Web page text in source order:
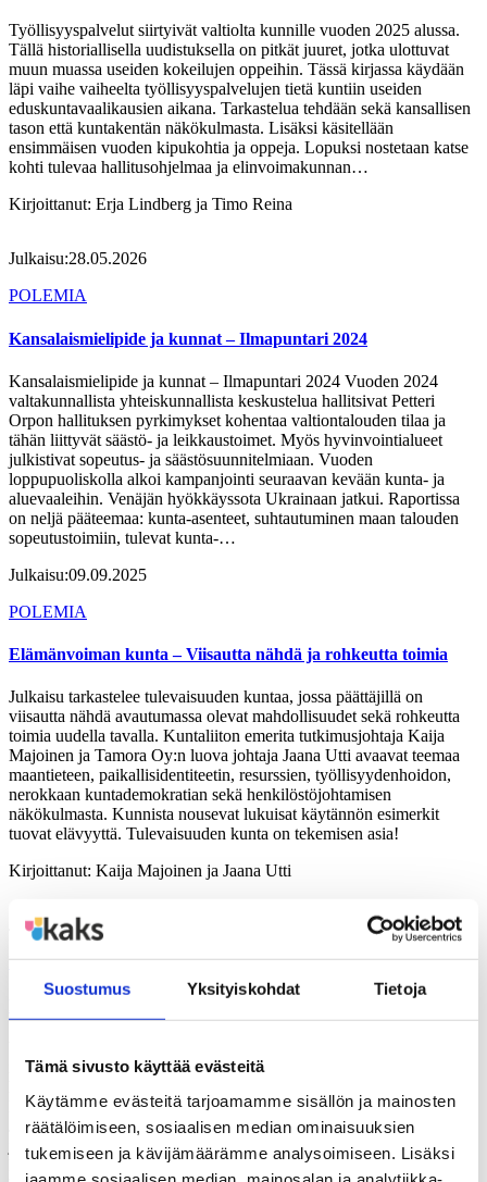
Suostumus Yksityiskohdat Tietoja
Tämä sivusto käyttää evästeitä
Käytämme evästeitä tarjoamamme sisällön ja mainosten
räätälöimiseen, sosiaalisen median ominaisuuksien
tukemiseen ja kävijämäärämme analysoimiseen. Lisäksi
Työllisyyspalvelut siirtyivät valtiolta kunnille vuoden 2025 alussa.
Tällä historiallisella uudistuksella on pitkät juuret, jotka ulottuvat
muun muassa useiden kokeilujen oppeihin. Tässä kirjassa käydään
läpi vaihe vaiheelta työllisyyspalvelujen tietä kuntiin useiden
eduskuntavaalikausien aikana. Tarkastelua tehdään sekä kansallisen
tason että kuntakentän näkökulmasta. Lisäksi käsitellään
ensimmäisen vuoden kipukohtia ja oppeja. Lopuksi nostetaan katse
kohti tulevaa hallitusohjelmaa ja elinvoimakunnan…
Kirjoittanut: Erja Lindberg ja Timo Reina
Julkaisu:28.05.2026
POLEMIA
Kansalaismielipide ja kunnat – Ilmapuntari 2024
Kansalaismielipide ja kunnat – Ilmapuntari 2024 Vuoden 2024
valtakunnallista yhteiskunnallista keskustelua hallitsivat Petteri
Orpon hallituksen pyrkimykset kohentaa valtiontalouden tilaa ja
tähän liittyvät säästö- ja leikkaustoimet. Myös hyvinvointialueet
julkistivat sopeutus- ja säästösuunnitelmiaan. Vuoden
loppupuoliskolla alkoi kampanjointi seuraavan kevään kunta- ja
aluevaaleihin. Venäjän hyökkäyssota Ukrainaan jatkui. Raportissa
on neljä pääteemaa: kunta-asenteet, suhtautuminen maan talouden
sopeutustoimiin, tulevat kunta-…
Julkaisu:09.09.2025
POLEMIA
Elämänvoiman kunta – Viisautta nähdä ja rohkeutta toimia
Julkaisu tarkastelee tulevaisuuden kuntaa, jossa päättäjillä on
viisautta nähdä avautumassa olevat mahdollisuudet sekä rohkeutta
toimia uudella tavalla. Kuntaliiton emerita tutkimusjohtaja Kaija
Majoinen ja Tamora Oy:n luova johtaja Jaana Utti avaavat teemaa
maantieteen, paikallisidentiteetin, resurssien, työllisyydenhoidon,
nerokkaan kuntademokratian sekä henkilöstöjohtamisen
näkökulmasta. Kunnista nousevat lukuisat käytännön esimerkit
tuovat elävyyttä. Tulevaisuuden kunta on tekemisen asia!
Kirjoittanut: Kaija Majoinen ja Jaana Utti
Julkaisu:22.01.2025
POLEMIA
institutionaaliset rakenteet ovat valinkauhassa. Se on harvinainen
historiassa. Tässä teoksessa sosiaali- ja terveyspolitiikan professori
Juho Saari analysoi hallituskauden alkupuolella tehtyjen leikkausten
ja uudistusten vaikutuksia suomalaiseen hyvinvointivaltioon. Se
kartoittaa muutosten taustat, arvioi muutoksia sosiaalisten riskien